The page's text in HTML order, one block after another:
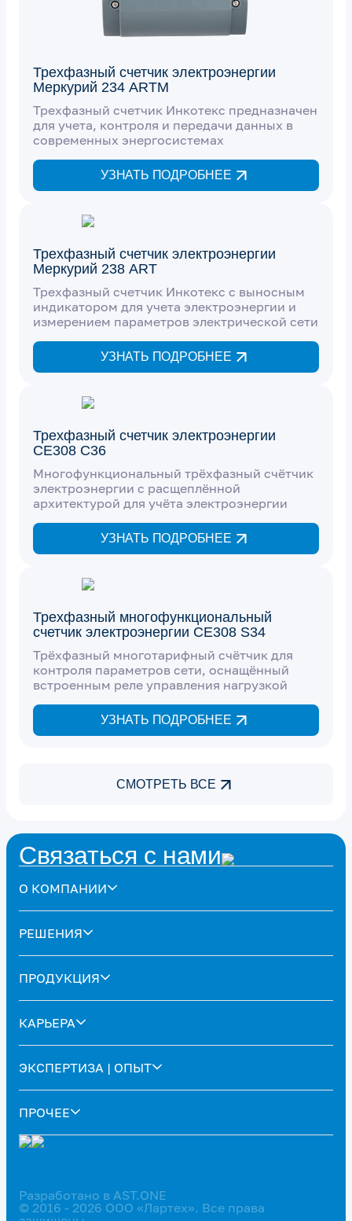
Трехфазный счетчик электроэнергии
Меркурий 234 ARTM
Трехфазный счетчик Инкотекс предназначен
для учета, контроля и передачи данных в
современных энергосистемах
УЗНАТЬ ПОДРОБНЕЕ
Трехфазный счетчик электроэнергии
Меркурий 238 ART
Трехфазный счетчик Инкотекс с выносным
индикатором для учета электроэнергии и
измерением параметров электрической сети
УЗНАТЬ ПОДРОБНЕЕ
Трехфазный счетчик электроэнергии
СЕ308 С36
Многофункциональный трёхфазный счётчик
электроэнергии с расщеплённой
архитектурой для учёта электроэнергии
УЗНАТЬ ПОДРОБНЕЕ
Трехфазный многофункциональный
счетчик электроэнергии CE308 S34
Трёхфазный многотарифный счётчик для
контроля параметров сети, оснащённый
встроенным реле управления нагрузкой
УЗНАТЬ ПОДРОБНЕЕ
CМОТРЕТЬ ВСЕ
Связаться с нами
О КОМПАНИИ
РЕШЕНИЯ
ПРОДУКЦИЯ
КАРЬЕРА
ЭКСПЕРТИЗА | ОПЫТ
ПРОЧЕЕ
Разработано в AST.ONE
© 2016 - 2026 ООО «Лартех». Все права